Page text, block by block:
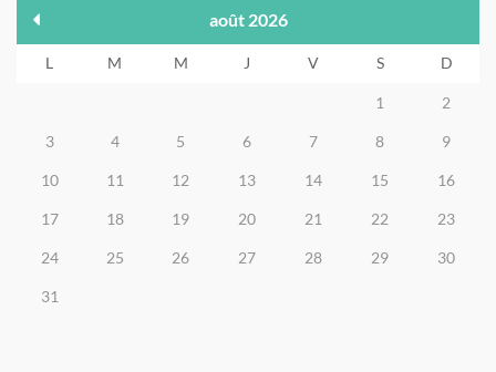
août 2026
L M M J V S D
1 2
3 4 5 6 7 8 9
10 11 12 13 14 15 16
17 18 19 20 21 22 23
24 25 26 27 28 29 30
31